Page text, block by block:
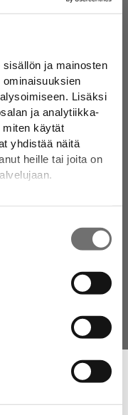
ja mainosten
Lisäksi
ja analytiikka-
miten käytät
yhdistää näitä
heille tai joita on